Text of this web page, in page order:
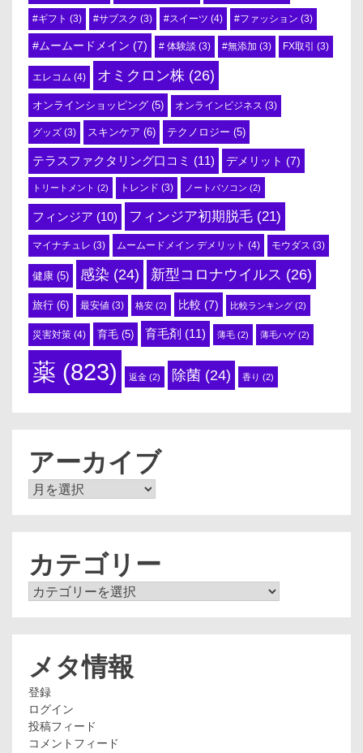
#ギフト (3) #サブスク (3) #スイーツ (4) #ファッション (3)
#ムームードメイン (7) # 体験談 (3) #無添加 (3) FX取引 (3)
エレコム (4) オミクロン株 (26)
オンラインショッピング (5) オンラインビジネス (3)
グッズ (3) スキンケア (6) テクノロジー (5)
テラスファクタリング口コミ (11) デメリット (7)
トリートメント (2) トレンド (3) ノートパソコン (2)
フィンジア (10) フィンジア初期脱毛 (21)
マイナチュレ (3) ムームードメイン デメリット (4) モウダス (3)
健康 (5) 感染 (24) 新型コロナウイルス (26)
旅行 (6) 最安値 (3) 格安 (2) 比較 (7) 比較ランキング (2)
災害対策 (4) 育毛 (5) 育毛剤 (11) 薄毛 (2) 薄毛ハゲ(2)
薬 (823) 返金 (2) 除菌 (24) 香り (2)
アーカイブ
ア
カテゴリー
カ
メタ情報
登録
ログイン
投稿フィード
コメントフィード